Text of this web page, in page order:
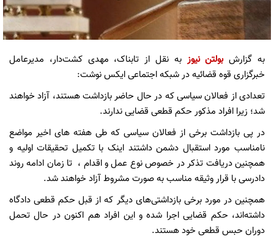
به گزارشبولتن نیوز به نقل از تابناک، مهدی کشت‌دار، مدیرعامل
خبرگزاری قوه قضائیه در شبکه اجتماعی ایکس نوشت:
تعدادی از فعالان سیاسی که در حال حاضر بازداشت هستند، آزاد خواهند
شد؛ زیرا افراد مذکور حکم قطعی قضایی ندارند.
در پی بازداشت برخی از فعالان سیاسی که طی هفته های اخیر مواضع
نامناسب مورد استقبال دشمن داشتند اینک با تکمیل تحقیقات اولیه و‌
همچنین دریافت تذکر در خصوص نوع عمل و اقدام ، تا زمان ادامه روند
دادرسی با قرار وثیقه مناسب به صورت مشروط آزاد خواهند شد.
همچنین در مورد برخی بازداشتی‌های دیگر که از قبل حکم قطعی دادگاه
داشته‌اند، حکم قضایی اجرا شده و این افراد هم اکنون در حال تحمل
دوران حبس قطعی خود هستند.